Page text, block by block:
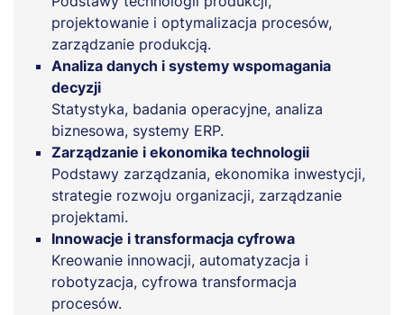
projektowanie i optymalizacja procesów,
zarządzanie produkcją.
Analiza danych i systemy wspomagania
decyzji
Statystyka, badania operacyjne, analiza
biznesowa, systemy ERP.
Zarządzanie i ekonomika technologii
Podstawy zarządzania, ekonomika inwestycji,
strategie rozwoju organizacji, zarządzanie
projektami.
Innowacje i transformacja cyfrowa
Kreowanie innowacji, automatyzacja i
robotyzacja, cyfrowa transformacja
procesów.